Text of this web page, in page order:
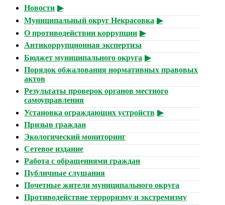
Новости
Муниципальный округ Некрасовка
О противодействии коррупции
Антикоррупционная экспертиза
Бюджет муниципального округа
Порядок обжалования нормативных правовых
актов
Результаты проверок органов местного
самоуправления
Установка ограждающих устройств
Призыв граждан
Экологический мониторинг
Сетевое издание
Работа с обращениями граждан
Публичные слушания
Почетные жители муниципального округа
Противодействие терроризму и экстремизму